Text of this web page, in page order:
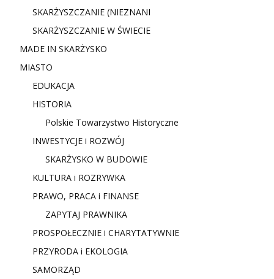
SKARŻYSZCZANIE (NIEZNANI
SKARŻYSZCZANIE W ŚWIECIE
MADE IN SKARŻYSKO
MIASTO
EDUKACJA
HISTORIA
Polskie Towarzystwo Historyczne
INWESTYCJE i ROZWÓJ
SKARŻYSKO W BUDOWIE
KULTURA i ROZRYWKA
PRAWO, PRACA i FINANSE
ZAPYTAJ PRAWNIKA
PROSPOŁECZNIE i CHARYTATYWNIE
PRZYRODA i EKOLOGIA
SAMORZĄD